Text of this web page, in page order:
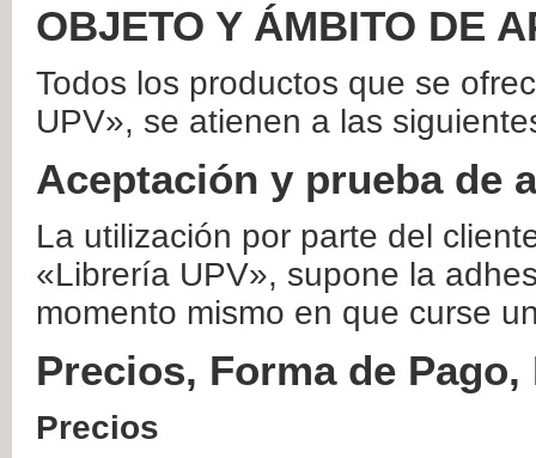
OBJETO Y ÁMBITO DE
Todos los productos que se
UPV», se atienen a las
Aceptación y prueba de
La utilización por parte del
«Librería UPV», supone la
momento mismo en que curse
Precios, Forma de
Precios